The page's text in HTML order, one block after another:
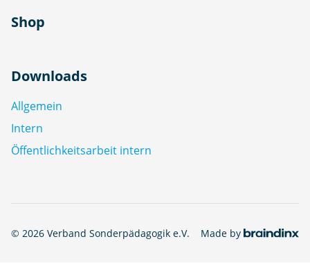
Shop
Downloads
Allgemein
Intern
Öffentlichkeitsarbeit intern
© 2026 Verband Sonderpädagogik e.V. Made by